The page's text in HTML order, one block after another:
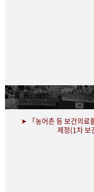
➤ 「농어촌 등 보건의료
제정(1차 보